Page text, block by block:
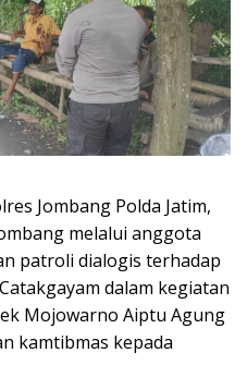
Jombang Polda Jatim,
melalui anggota
patroli dialogis terhadap
dalam kegiatan
Mojowarno Aiptu Agung
kamtibmas kepada